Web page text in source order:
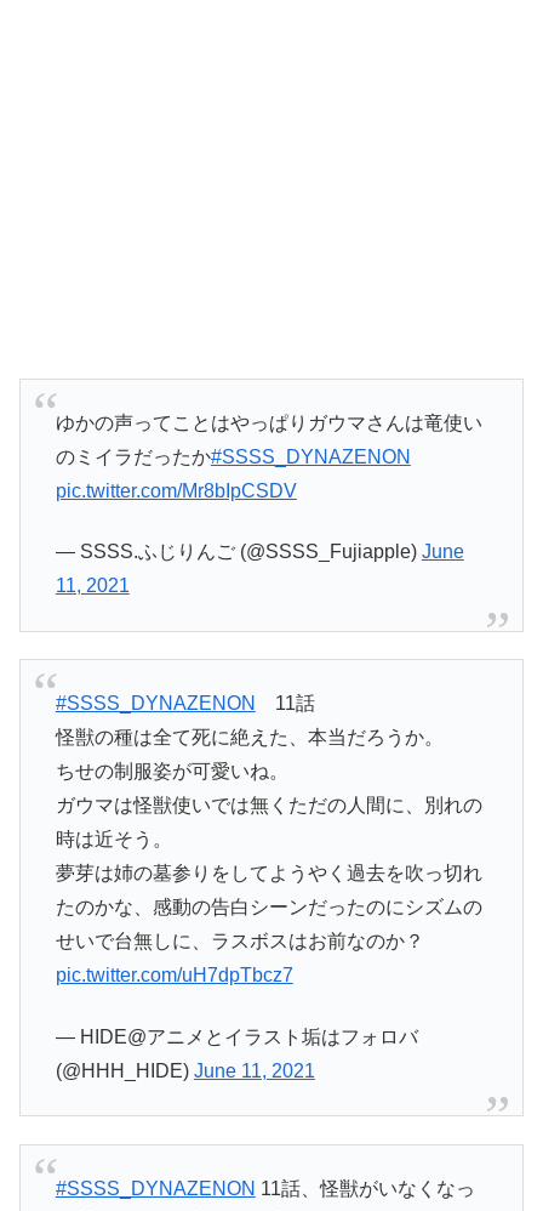
ゆかの声ってことはやっぱりガウマさんは竜使い
のミイラだったか#SSSS_DYNAZENON
pic.twitter.com/Mr8bIpCSDV
— SSSS.ふじりんご (@SSSS_Fujiapple) June
11, 2021
#SSSS_DYNAZENON
11話
怪獣の種は全て死に絶えた、本当だろうか。
ちせの制服姿が可愛いね。
ガウマは怪獣使いでは無くただの人間に、別れの
時は近そう。
夢芽は姉の墓参りをしてようやく過去を吹っ切れ
たのかな、感動の告白シーンだったのにシズムの
せいで台無しに、ラスボスはお前なのか？
pic.twitter.com/uH7dpTbcz7
— HIDE@アニメとイラスト垢はフォロバ
(@HHH_HIDE) June 11, 2021
#SSSS_DYNAZENON 11話、怪獣がいなくなっ